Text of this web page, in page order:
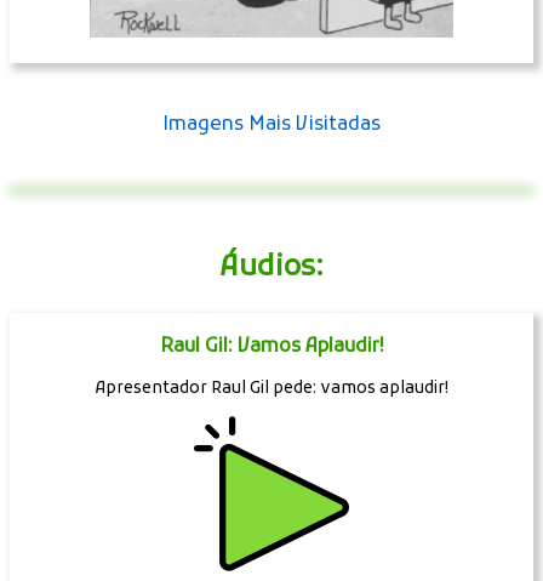
Imagens Mais Visitadas
Áudios:
Raul Gil: Vamos Aplaudir!
Apresentador Raul Gil pede: vamos aplaudir!